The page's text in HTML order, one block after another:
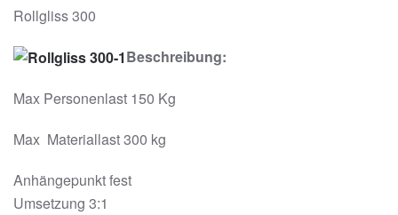
Rollgliss 300
Beschreibung:
Max Personenlast 150 Kg
Max Materiallast 300 kg
Anhängepunkt fest
Umsetzung 3:1